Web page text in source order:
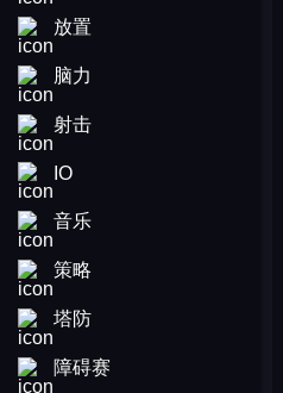
放置
脑力
射击
IO
音乐
策略
塔防
障碍赛